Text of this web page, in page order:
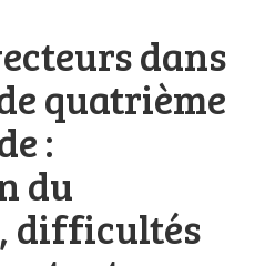
dans
quatrième
:
du
difficultés